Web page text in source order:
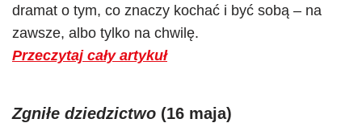
dramat o tym, co znaczy kochać i być sobą – na
zawsze, albo tylko na chwilę.
Przeczytaj cały artykuł
Zgniłe dziedzictwo (16 maja)